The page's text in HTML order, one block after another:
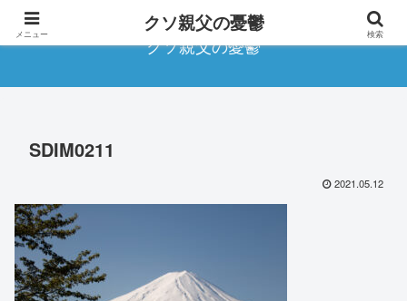
クソ親父の憂鬱
SDIM0211
2021.05.12
メニュー クソ親父の憂鬱 検索